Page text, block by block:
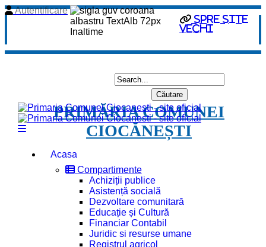
Spre site
vechi
Autentificare
PRIMĂRIA COMUNEI
CIOCĂNEȘTI
Acasa
Compartimente
Achiziții publice
Asistență socială
Dezvoltare comunitară
Educație și Cultură
Financiar Contabil
Juridic si resurse umane
Registrul agricol